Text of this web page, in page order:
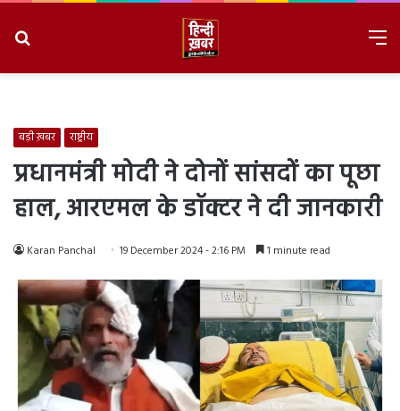
बड़ी ख़बर राष्ट्रीय
प्रधानमंत्री मोदी ने दोनों सांसदों का पूछा
हाल, आरएमल के डॉक्टर ने दी जानकारी
Karan Panchal 19 December 2024 - 2:16 PM 1 minute read